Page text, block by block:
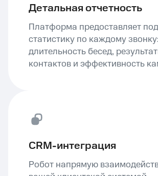
Детальная отчетность
Платформа предоставляет
статистику по каждому звонку:
длительность бесед,
контактов и эффективность
CRM-интеграция
Робот напрямую